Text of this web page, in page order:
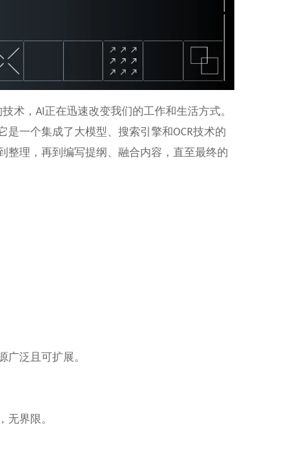
术， AI 正在迅速改变我们的工作和生活方式。
是一个集成了大模型、搜索引擎和OCR技术的
整理，再到编写提纲、融合内容，直至最终的
泛且可扩展。
无界限。